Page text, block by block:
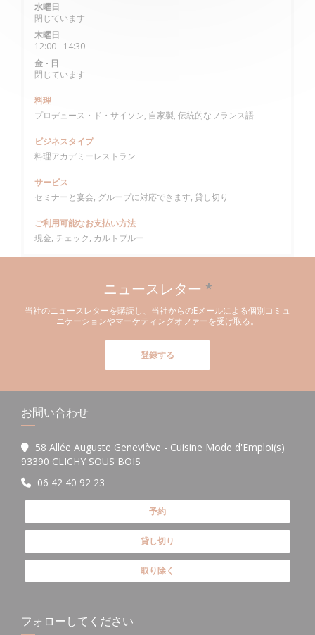
水曜日
閉じています
木曜日
12:00 - 14:30
金 - 日
閉じています
料理
プロデュース・ド・サイソン, 自家製, 伝統的なフランス語
ビジネスタイプ
料理アカデミーレストラン
サービス
セミナーと宴会, グループに対応できます, 貸し切り
ご利用可能なお支払い方法
現金, チェック, カルトブルー
ニュースレター *
当社のニュースレターを購読し、当社からのEメールによる個別コミュ
ニケーションやマーケティングオファーを受け取る。
登録する
お問い合わせ
58 Allée Auguste Geneviève - Cuisine Mode d'Emploi(s)
93390 CLICHY SOUS BOIS
06 42 40 92 23
予約
貸し切り
取り除く
フォローしてください